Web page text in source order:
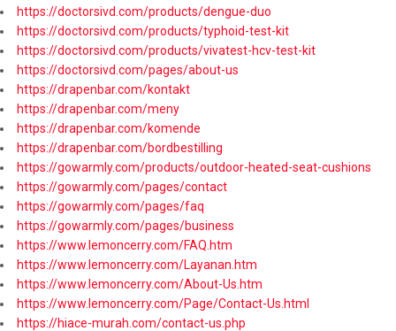
https://doctorsivd.com/products/dengue-duo
https://doctorsivd.com/products/typhoid-test-kit
https://doctorsivd.com/products/vivatest-hcv-test-kit
https://doctorsivd.com/pages/about-us
https://drapenbar.com/kontakt
https://drapenbar.com/meny
https://drapenbar.com/komende
https://drapenbar.com/bordbestilling
https://gowarmly.com/products/outdoor-heated-seat-cushions
https://gowarmly.com/pages/contact
https://gowarmly.com/pages/faq
https://gowarmly.com/pages/business
https://www.lemoncerry.com/FAQ.htm
https://www.lemoncerry.com/Layanan.htm
https://www.lemoncerry.com/About-Us.htm
https://www.lemoncerry.com/Page/Contact-Us.html
https://hiace-murah.com/contact-us.php